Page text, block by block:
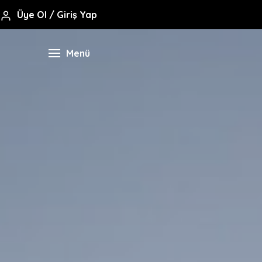
Üye Ol / Giriş Yap
Menü